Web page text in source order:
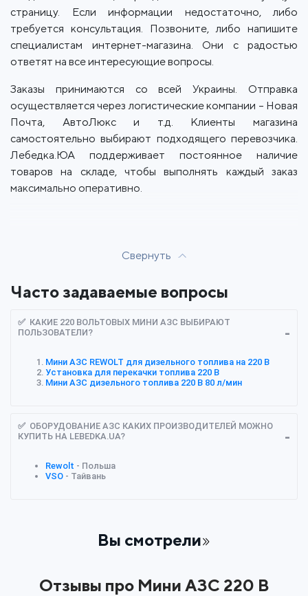
страницу. Если информации недостаточно, либо
требуется консультация. Позвоните, либо напишите
специалистам интернет-магазина. Они с радостью
ответят на все интересующие вопросы.
Заказы принимаются со всей Украины. Отправка
осуществляется через логистические компании – Новая
Почта, АвтоЛюкс и т.д. Клиенты магазина
самостоятельно выбирают подходящего перевозчика.
Лебедка.ЮА поддерживает постоянное наличие
товаров на складе, чтобы выполнять каждый заказ
максимально оперативно.
Свернуть
Часто задаваемые вопросы
✅ КАКИЕ 220 ВОЛЬТОВЫХ МИНИ АЗС ВЫБИРАЮТ
ПОЛЬЗОВАТЕЛИ?
Мини АЗС REWOLT для дизельного топлива на 220 В
Установка для перекачки топлива 220 В
Мини АЗС дизельного топлива 220 В 80 л/мин
✅ ОБОРУДОВАНИЕ АЗС КАКИХ ПРОИЗВОДИТЕЛЕЙ МОЖНО
КУПИТЬ НА LEBEDKA.UA?
Rewolt - Польша
VSO - Тайвань
Вы смотрели
Отзывы про Мини АЗС 220 В